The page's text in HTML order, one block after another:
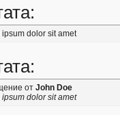
ipsum dolor sit amet
от John Doe
ipsum dolor sit amet